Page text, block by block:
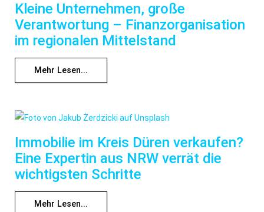
Kleine Unternehmen, große
Verantwortung – Finanzorganisation
im regionalen Mittelstand
Mehr Lesen...
Immobilie im Kreis Düren verkaufen?
Eine Expertin aus NRW verrät die
wichtigsten Schritte
Mehr Lesen...